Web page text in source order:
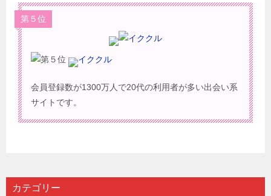
第５位
イククル
会員登録数が1300万人で20代の利用者が多い出会い系
サイトです。
カテゴリー